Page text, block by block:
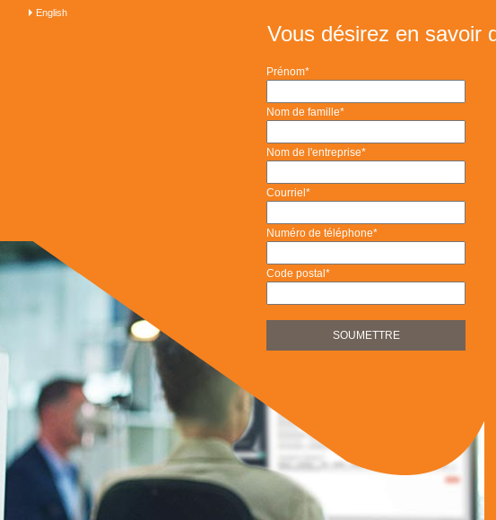
English
Vous désirez en savoir
Prénom*
Nom de famille*
Nom de l'entreprise*
Courriel *
Numéro de téléphone*
Code postal *